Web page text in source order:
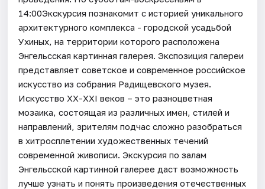
14:00Экскурсия познакомит с историей уникального
архитектурного комплекса - городской усадьбой
Ухиных, на территории которого расположена
Энгельсская картинная галерея. Экспозиция галереи
представляет советское и современное российское
искусство из собрания Радищевского музея.
Искусство ХХ-XXI веков – это разноцветная
мозаика, состоящая из различных имен, стилей и
направлений, зрителям подчас сложно разобраться
в хитросплетении художественных течений
современной живописи. Экскурсия по залам
Энгельсской картинной галерее даст возможность
лучше узнать и понять произведения отечественных